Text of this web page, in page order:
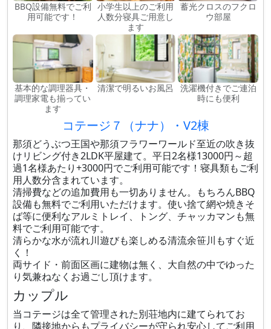
BBQ設備無料でご利
用可能です！
小学生以上のご利用
人数分寝具ご用意し
ます
蓄光クロスのフクロ
ウ部屋
基本的な調理器具・
調理家電も揃ってい
ます
清潔で明るいお風呂
洗濯機付きでご連泊
時にも便利
コテージ７（ナナ）・V2棟
那須どうぶつ王国や那須フラワーワールド至近の吹き抜
けリビング付き2LDK平屋建て。平日2名様13000円～超
過1名様あたり+3000円でご利用可能です！寝具類もご利
用人数分含まれています。
清掃費などの追加費用も一切ありません。もちろんBBQ
設備も無料でご利用いただけます。使い捨て網や焼きそ
ば等に便利なアルミトレイ、トング、チャッカマンも無
料でご利用可能です。
清らかな水が流れ川遊びも楽しめる清流余笹川もすぐ近
く！
両サイド・前面区画に建物は無く、大自然の中でゆった
り気兼ねなくお過ごし頂けます。
カップル
当コテージは全て管理された別荘地内に建てられてお
り、隣接地からもプライバシーが守られ安心してご利用